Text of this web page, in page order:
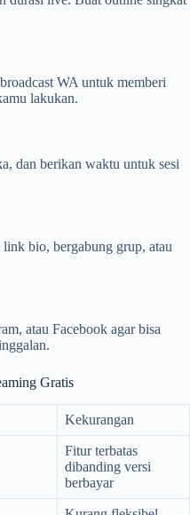
WA untuk memberi
lakukan.
dan berikan waktu untuk sesi
bio, bergabung grup, atau
atau Facebook agar bisa
Gratis
Kekurangan
Fitur terbatas
dibanding versi
berbayar